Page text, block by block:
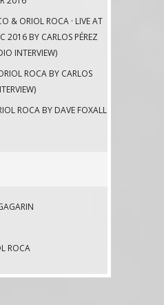
& ORIOL ROCA · LIVE AT
2016 BY CARLOS PÉREZ
INTERVIEW)
ROCA BY CARLOS
ROCA BY DAVE FOXALL
ROCA